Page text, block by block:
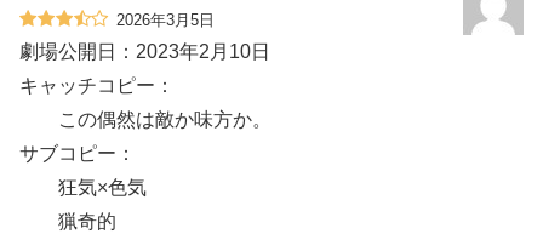
2026年3月5日
劇場公開日：2023年2月10日
キャッチコピー：
この偶然は敵か味方か。
サブコピー：
狂気×色気
猟奇的